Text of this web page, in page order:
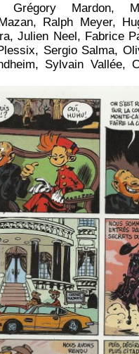
Grégory Mardon,
Ralph Meyer,
Julien Neel, Fabrice
Sergio Salma,
Sylvain Vallée,